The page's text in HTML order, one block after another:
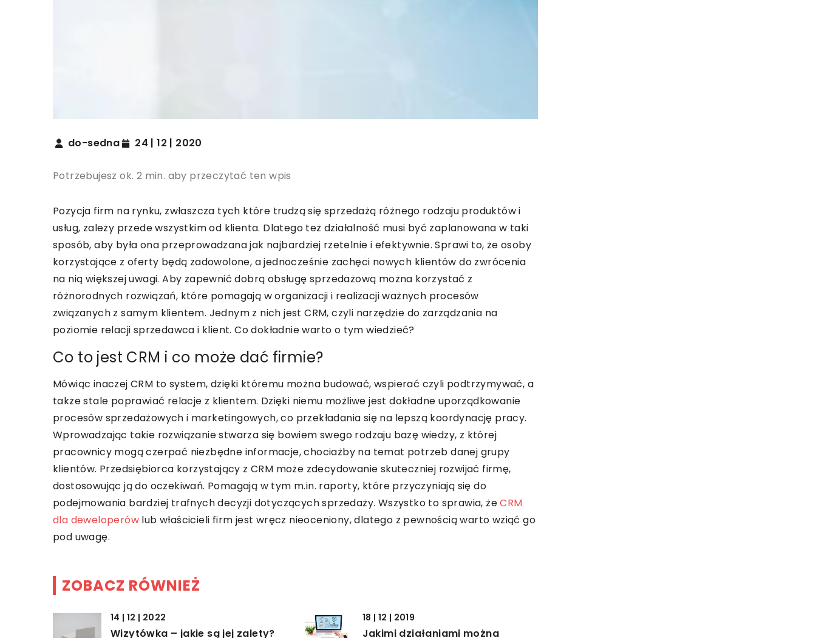
do-sedna 24 | 12 | 2020
Potrzebujesz ok. 2 min. aby przeczytać ten wpis
Pozycja firm na rynku, zwłaszcza tych które trudzą się sprzedażą różnego rodzaju produktów i
usług, zależy przede wszystkim od klienta. Dlatego też działalność musi być zaplanowana w taki
sposób, aby była ona przeprowadzana jak najbardziej rzetelnie i efektywnie. Sprawi to, że osoby
korzystające z oferty będą zadowolone, a jednocześnie zachęci nowych klientów do zwrócenia
na nią większej uwagi. Aby zapewnić dobrą obsługę sprzedażową można korzystać z
różnorodnych rozwiązań, które pomagają w organizacji i realizacji ważnych procesów
związanych z samym klientem. Jednym z nich jest CRM, czyli narzędzie do zarządzania na
poziomie relacji sprzedawca i klient. Co dokładnie warto o tym wiedzieć?
Co to jest CRM i co może dać firmie?
Mówiąc inaczej CRM to system, dzięki któremu można budować, wspierać czyli podtrzymywać, a
także stale poprawiać relacje z klientem. Dzięki niemu możliwe jest dokładne uporządkowanie
procesów sprzedażowych i marketingowych, co przekładania się na lepszą koordynację pracy.
Wprowadzając takie rozwiązanie stwarza się bowiem swego rodzaju bazę wiedzy, z której
pracownicy mogą czerpać niezbędne informacje, chociażby na temat potrzeb danej grupy
klientów. Przedsiębiorca korzystający z CRM może zdecydowanie skuteczniej rozwijać firmę,
dostosowując ją do oczekiwań. Pomagają w tym m.in. raporty, które przyczyniają się do
podejmowania bardziej trafnych decyzji dotyczących sprzedaży. Wszystko to sprawia, żeCRM
dla deweloperów lub właścicieli firm jest wręcz nieoceniony, dlatego z pewnością warto wziąć go
pod uwagę.
ZOBACZ RÓWNIEŻ
14 | 12 | 2022
Wizytówka – jakie są jej zalety?
18 | 12 | 2019
Jakimi działaniami można